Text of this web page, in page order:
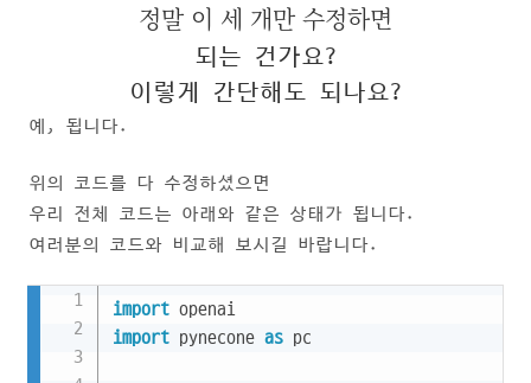
정말 이 세 개만 수정하면
되는 건가요?
이렇게 간단해도 되나요?
예, 됩니다.
위의 코드를 다 수정하셨으면
우리 전체 코드는 아래와 같은 상태가 됩니다.
여러분의 코드와 비교해 보시길 바랍니다.
import
openai
import pynecone as pc